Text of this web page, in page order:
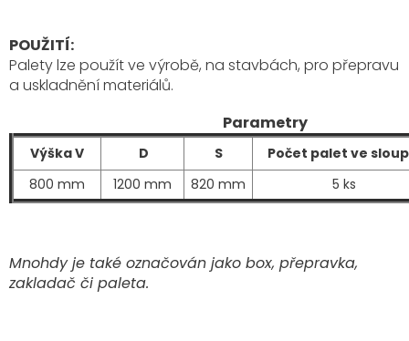
POUŽITÍ:
Palety lze použít ve výrobě, na stavbách, pro přepravu
a uskladnění materiálů.
Parametry
Výška V D S
Počet palet ve
800 mm
1200 mm 820 mm 5 ks
Mnohdy je také označován jako box, přepravka,
zakladač či paleta.